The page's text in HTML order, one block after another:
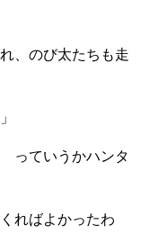
、のび太たちも走
っていうかハンタ
ればよかったわ